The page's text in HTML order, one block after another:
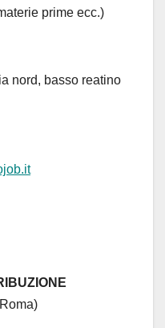
prime ecc.)
nord, basso reatino